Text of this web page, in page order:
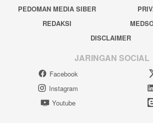
PEDOMAN MEDIA SIBER
REDAKSI
DISCLAIMER
JARINGAN SOCIAL
Facebook
Instagram
Youtube